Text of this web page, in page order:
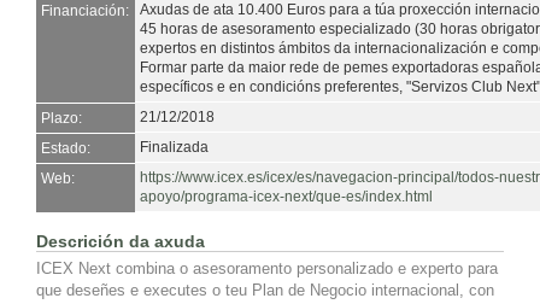
Financiación:
Axudas de ata 10.400 Euros para a túa proxección
45 horas de asesoramento especializado (30 horas
expertos en distintos ámbitos da internacionalización e
Formar parte da maior rede de pemes exportadoras
específicos e en condicións preferentes, "Servizos Club
Plazo:
21/12/2018
Estado:
Finalizada
Web:
https://www.icex.es/icex/es/navegacion-principal/todos-
apoyo/programa-icex-next/que-es/index.html
Descrición da axuda
ICEX Next combina o asesoramento personalizado e experto para
que deseñes e executes o teu Plan de Negocio internacional, con